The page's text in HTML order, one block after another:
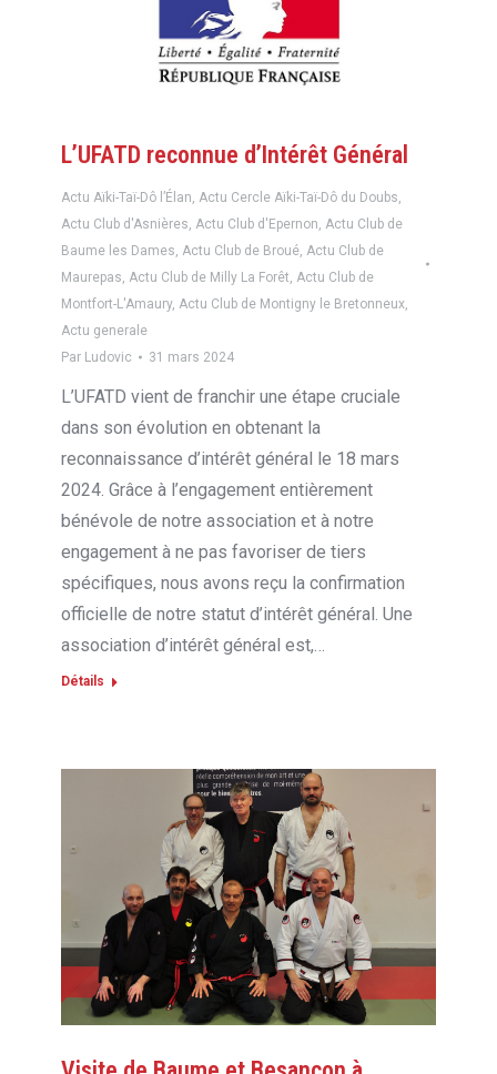
L’UFATD reconnue d’Intérêt Général
Actu Aïki-Taï-Dô l’Élan, Actu Cercle Aïki-Taï-Dô du Doubs,
Actu Club d'Asnières, Actu Club d'Epernon, Actu Club de
Baume les Dames, Actu Club de Broué, Actu Club de
Maurepas, Actu Club de Milly La Forêt, Actu Club de
Montfort-L'Amaury, Actu Club de Montigny le Bretonneux,
Actu generale
Par Ludovic 31 mars 2024
L’UFATD vient de franchir une étape cruciale
dans son évolution en obtenant la
reconnaissance d’intérêt général le 18 mars
2024. Grâce à l’engagement entièrement
bénévole de notre association et à notre
engagement à ne pas favoriser de tiers
spécifiques, nous avons reçu la confirmation
officielle de notre statut d’intérêt général. Une
association d’intérêt général est,…
Détails